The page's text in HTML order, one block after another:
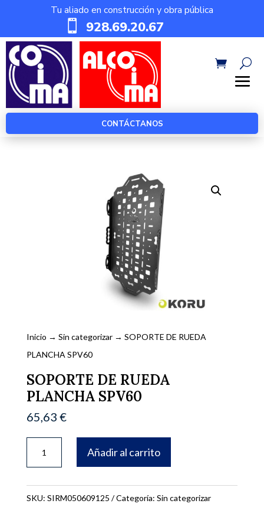
Tu aliado en construcción y obra pública
 928.69.20.67
CONTÁCTANOS
Inicio → Sin categorizar→ SOPORTE DE RUEDA
PLANCHA SPV60
SOPORTE DE RUEDA
PLANCHA SPV60
65,63 €
PLANCHA
Añadir al carrito
SKU: SIRM050609125 Categoría: Sin categorizar